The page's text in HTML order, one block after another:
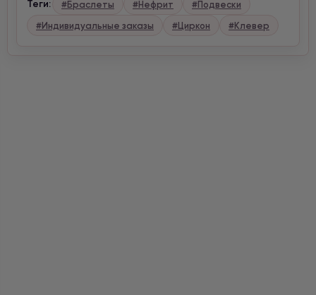
Теги: #Браслеты #Нефрит
#Подвески
#Индивидуальные заказы
#Циркон #Клевер